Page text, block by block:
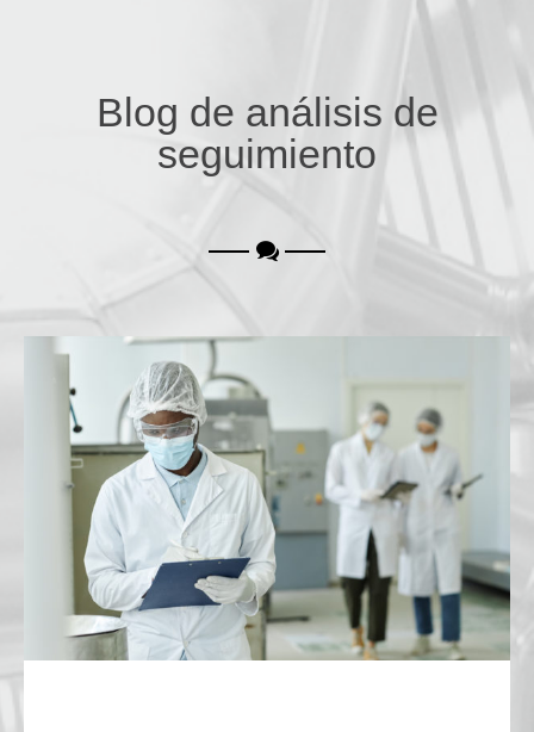
Blog de análisis de
seguimiento
Pureza del Aire Comprimido: Aplicación práctica
de la norma VDMA 15390-1